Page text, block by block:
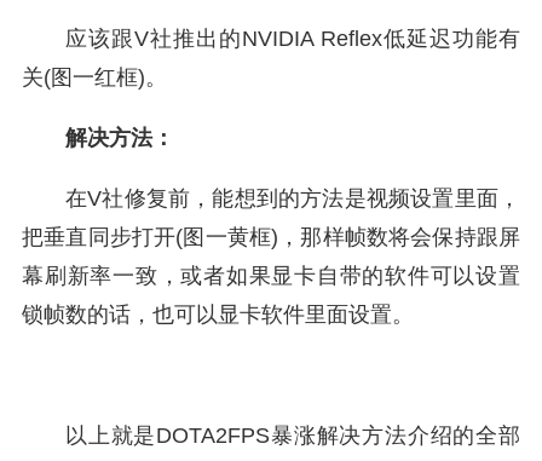
应该跟V社推出的NVIDIA Reflex低延迟功能有
关(图一红框)。
解决方法：
在V社修复前，能想到的方法是视频设置里面，
把垂直同步打开(图一黄框)，那样帧数将会保持跟屏
幕刷新率一致，或者如果显卡自带的软件可以设置
锁帧数的话，也可以显卡软件里面设置。
以上就是DOTA2FPS暴涨解决方法介绍的全部